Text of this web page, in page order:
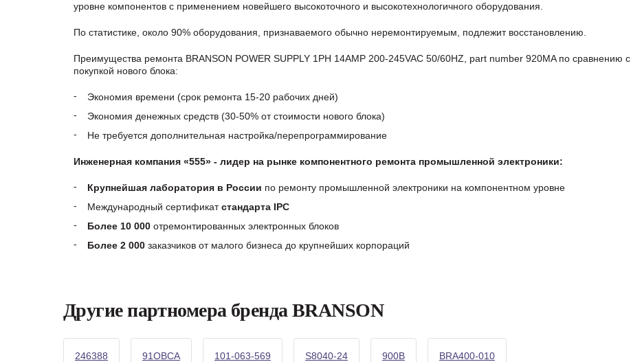
уровне компонентов с применением новейшего высокоточного и высокотехнологичного оборудования.
По статистике, около 90% оборудования, признаваемого обычно неремонтируемым, подлежит восстановлению.
Преимущества ремонта BRANSON POWER SUPPLY 1PH 14AMP 200-245VAC 50/60HZ, part number 920MA по сравнению с
покупкой нового блока:
Экономия времени (срок ремонта 15-20 рабочих дней)
Экономия денежных средств (30-50% от стоимости нового блока)
Не требуется дополнительная настройка/перепрограммирование
Инженерная компания «555» - лидер на рынке компонентного ремонта промышленной электроники:
Крупнейшая лаборатория в России по ремонту промышленной электроники на компонентном уровне
Международный сертификатстандарта IPC
Более 10 000 отремонтированных электронных блоков
Более 2 000 заказчиков от малого бизнеса до крупнейших корпораций
Другие партномера бренда BRANSON
246388 91OBCA 101-063-569 S8040-24 900B BRA400-010